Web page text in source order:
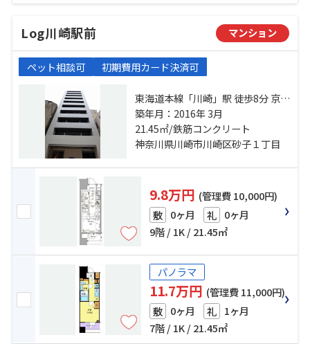
Log川崎駅前 マンション
ペット相談可 初期費用カード決済可
東海道本線「川崎」駅 徒歩8分 京急
本線「京急川崎」駅 徒歩5分 京急大
師線「港町」駅 徒歩15分
築年月：2016年 3月
21.45㎡/鉄筋コンクリート
神奈川県川崎市川崎区砂子１丁目
9.8万円 (管理費 10,000円)
敷 0ヶ月 礼 0ヶ月
9階 / 1K / 21.45㎡
パノラマ
11.7万円 (管理費 11,000円)
敷 0ヶ月 礼 1ヶ月
7階 / 1K / 21.45㎡